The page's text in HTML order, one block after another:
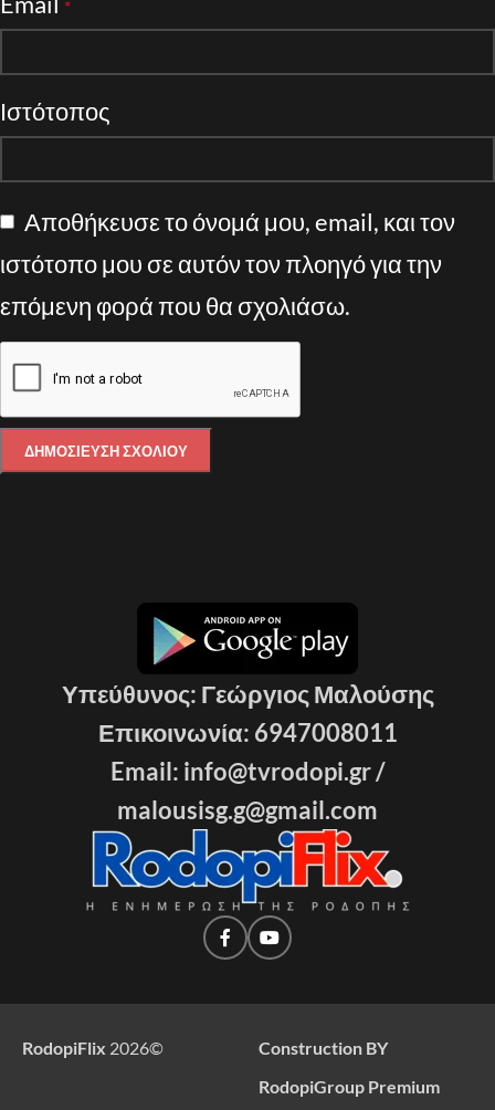
*
Ιστότοπος
Αποθήκευσε το όνομά μου, email, και τον
ιστότοπο μου σε αυτόν τον πλοηγό για την
επόμενη φορά που θα σχολιάσω.
Υπεύθυνος: Γεώργιος Μαλούσης
Επικοινωνία: 6947008011
Email: info@tvrodopi.gr /
malousisg.g@gmail.com
RodopiFlix 2026©
Construction BY
RodopiGroup Premium